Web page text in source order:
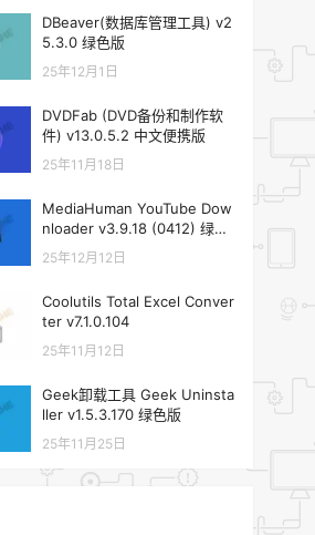
DBeaver(数据库管理工具) v2
5.3.0 绿色版
25年12月1日
DVDFab (DVD备份和制作软
件) v13.0.5.2 中文便携版
25年11月18日
MediaHuman YouTube Dow
nloader v3.9.18 (0412) 绿色
25年12月12日
Coolutils Total Excel Conver
ter v7.1.0.104
25年11月12日
Geek卸载工具 Geek Uninsta
ller v1.5.3.170 绿色版
25年11月25日